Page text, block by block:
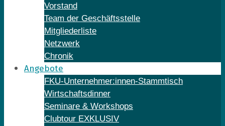
Vorstand
Team der Geschäftsstelle
Mitgliederliste
Netzwerk
Chronik
Angebote
FKU-Unternehmer:innen-Stammtisch
Wirtschaftsdinner
Seminare & Workshops
Clubtour EXKLUSIV